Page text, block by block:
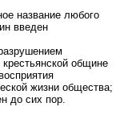
название любого
введен
общине
жизни общества;
до сих пор.